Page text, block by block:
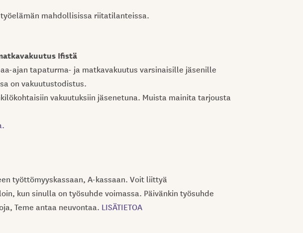
mahdollisissa riitatilanteissa.
Ifistä
ajan tapaturma- ja matkavakuutus varsinaisille jäsenille
on vakuutustodistus.
vakuutuksiin jäsenetuna. Muista mainita tarjousta
työttömyyskassaan, A-kassaan. Voit liittyä
kun sinulla on työsuhde voimassa. Päivänkin työsuhde
Teme antaa neuvontaa. LISÄTIETOA